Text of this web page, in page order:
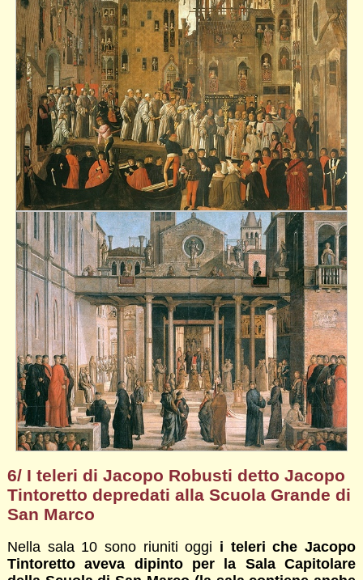
6/ I teleri di Jacopo Robusti detto Jacopo
Tintoretto depredati alla Scuola Grande di
San Marco
Nella sala 10 sono riuniti oggi i teleri che Jacopo
Tintoretto aveva dipinto per la Sala Capitolare